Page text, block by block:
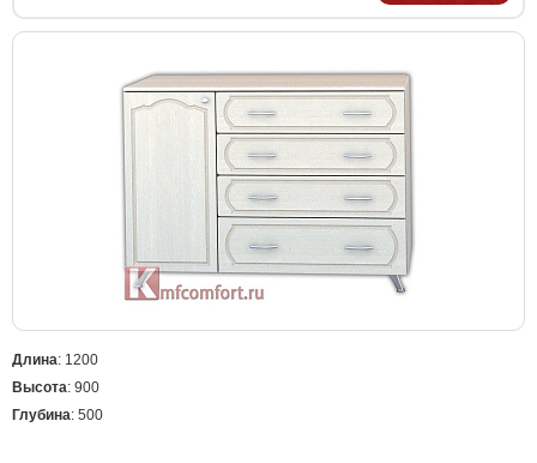
Длина: 1200
Высота: 900
Глубина: 500